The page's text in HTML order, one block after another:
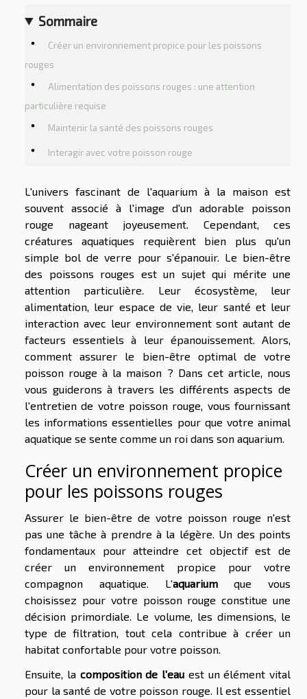
Sommaire
Créer un environnement propice pour les poissons
rouges
Alimentation des poissons rouges : une attention
particulière requise
Maintenir la santé des poissons rouges
Interagir avec votre poisson rouge
L'univers fascinant de l'aquarium à la maison est
souvent associé à l'image d'un adorable poisson
rouge nageant joyeusement. Cependant, ces
créatures aquatiques requièrent bien plus qu'un
simple bol de verre pour s'épanouir. Le bien-être
des poissons rouges est un sujet qui mérite une
attention particulière. Leur écosystème, leur
alimentation, leur espace de vie, leur santé et leur
interaction avec leur environnement sont autant de
facteurs essentiels à leur épanouissement. Alors,
comment assurer le bien-être optimal de votre
poisson rouge à la maison ? Dans cet article, nous
vous guiderons à travers les différents aspects de
l'entretien de votre poisson rouge, vous fournissant
les informations essentielles pour que votre animal
aquatique se sente comme un roi dans son aquarium.
Créer un environnement propice
pour les poissons rouges
Assurer le bien-être de votre poisson rouge n'est
pas une tâche à prendre à la légère. Un des points
fondamentaux pour atteindre cet objectif est de
créer un environnement propice pour votre
compagnon aquatique. L'aquariumque vous
choisissez pour votre poisson rouge constitue une
décision primordiale. Le volume, les dimensions, le
type de filtration, tout cela contribue à créer un
habitat confortable pour votre poisson.
Ensuite, la composition de l'eau est un élément vital
pour la santé de votre poisson rouge. Il est essentiel